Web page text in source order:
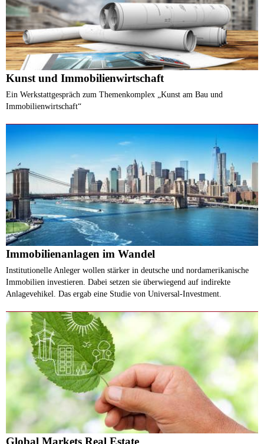
Kunst und Immobilienwirtschaft
Ein Werkstattgespräch zum Themenkomplex „Kunst am Bau und
Immobilienwirtschaft“
Immobilienanlagen im Wandel
Institutionelle Anleger wollen stärker in deutsche und nordamerikanische
Immobilien investieren. Dabei setzen sie überwiegend auf indirekte
Anlagevehikel. Das ergab eine Studie von Universal-Investment.
Global Markets Real Estate